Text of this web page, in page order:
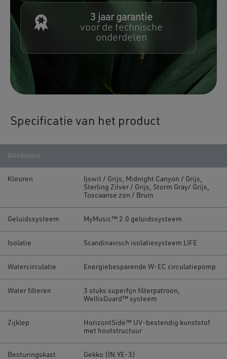
3 jaar garantie
voor de technische
onderdelen
Specificatie van het product
Attributen
Kleuren
Ijswit / Grijs, Midnight Canyon / Grijs,
Sterling Zilver / Grijs, Storm Gray/ Grijs,
Toscaanse zon / Bruin
Geluidssysteem MyMusic™ 2.0 geluidssysteem
Isolatie Scandinavisch isolatiesysteem LIFE
Watercirculatie Energiebesparende W-EC circulatiepomp
Water filteren
3 stuks superfijn filterpatroon,
WellisGuard™ systeem
Zijklep
HorizontSide™ UV-bestendig kunststof
met houtstructuur
Besturingskast Gekko (IN.YE-3)